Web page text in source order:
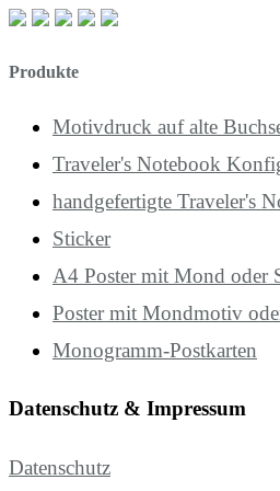
Produkte
Motivdruck auf alte
Traveler's Notebook
handgefertigte Traveler's
Sticker
A4 Poster mit Mond oder
Poster mit Mondmotiv
Monogramm-Postkarten
Datenschutz & Impressum
Datenschutz